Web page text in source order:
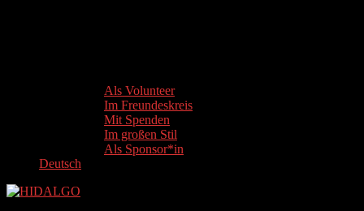
Als Volunteer
Im Freundeskreis
Mit Spenden
Im großen Stil
Als Sponsor*in
Deutsch